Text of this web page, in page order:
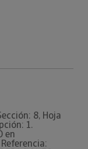
8, Hoja
1.
en